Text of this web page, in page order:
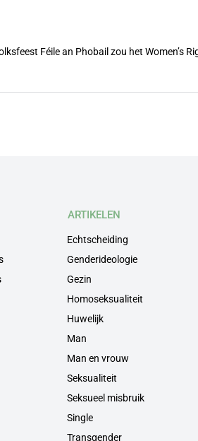
Féile an Phobail zou het Women’s
ARTIKELEN
Echtscheiding
Genderideologie
Gezin
Homoseksualiteit
Huwelijk
Man
Man en vrouw
Seksualiteit
Seksueel misbruik
Single
Transgender